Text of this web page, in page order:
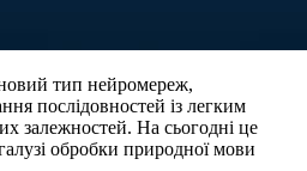
тип нейромереж,
послідовностей із легким
залежностей. На сьогодні це
обробки природної мови